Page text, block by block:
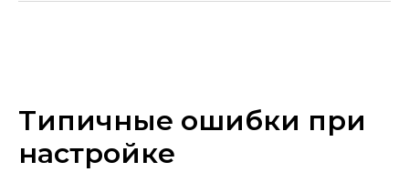
Типичные ошибки при
настройке